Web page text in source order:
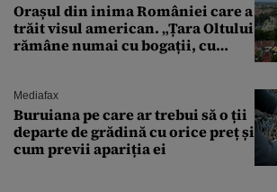
Orașul din inima României care a
trăit visul american. „Țara Oltului
rămâne numai cu bogații, cu
Mediafax
Buruiana pe care ar trebui să o ții
departe de grădină cu orice preț și
cum previi apariția ei